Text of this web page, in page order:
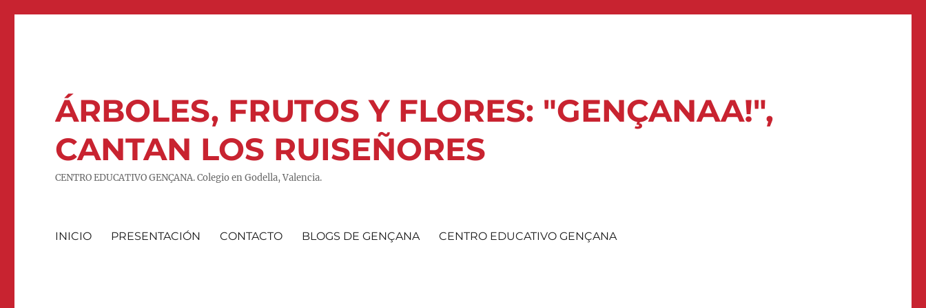
ÁRBOLES, FRUTOS Y FLORES: "GENÇANAA!",
CANTAN LOS RUISEÑORES
CENTRO EDUCATIVO GENÇANA. Colegio en Godella, Valencia.
INICIO PRESENTACIÓN CONTACTO BLOGS DE GENÇANA CENTRO EDUCATIVO GENÇANA